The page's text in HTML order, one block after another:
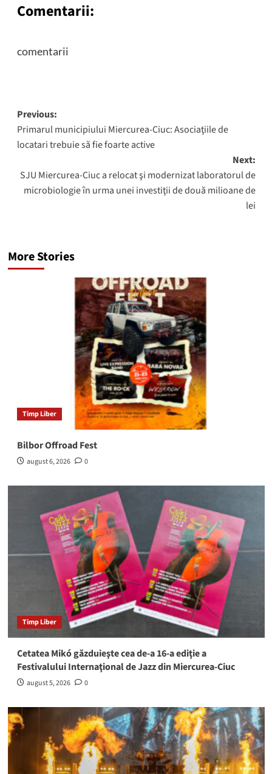
Comentarii:
comentarii
Post
navigation
Previous:
Primarul municipiului Miercurea-Ciuc: Asociaţiile de
locatari trebuie să fie foarte active
Next:
SJU Miercurea-Ciuc a relocat şi modernizat laboratorul de
microbiologie în urma unei investiţii de două milioane de
lei
More Stories
Timp Liber
Bilbor Offroad Fest
august 6, 2026 0
Timp Liber
Cetatea Mikó găzduieşte cea de-a 16-a ediţie a
Festivalului Internaţional de Jazz din Miercurea-Ciuc
august 5, 2026 0